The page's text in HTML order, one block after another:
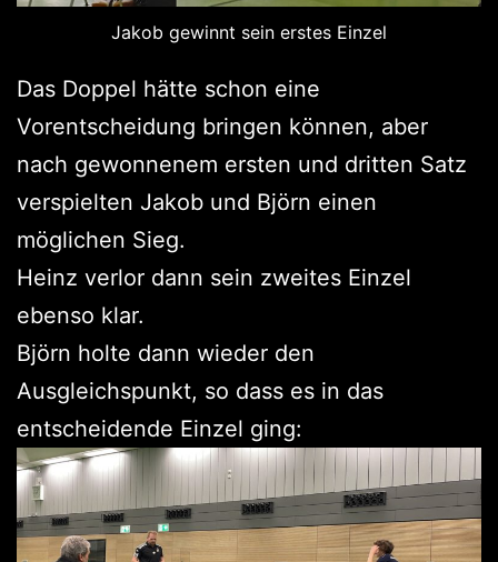
Jakob gewinnt sein erstes Einzel
Das Doppel hätte schon eine
Vorentscheidung bringen können, aber
nach gewonnenem ersten und dritten Satz
verspielten Jakob und Björn einen
möglichen Sieg.
Heinz verlor dann sein zweites Einzel
ebenso klar.
Björn holte dann wieder den
Ausgleichspunkt, so dass es in das
entscheidende Einzel ging: